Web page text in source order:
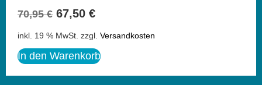
70,95€ 67,50 €
inkl. 19 % MwSt. zzgl. Versandkosten
In den Warenkorb